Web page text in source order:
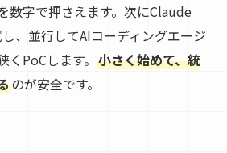
数字で押さえます。次にClaude
、並行してAIコーディングエージ
PoCします。 小さく始めて、統
のが安全です。